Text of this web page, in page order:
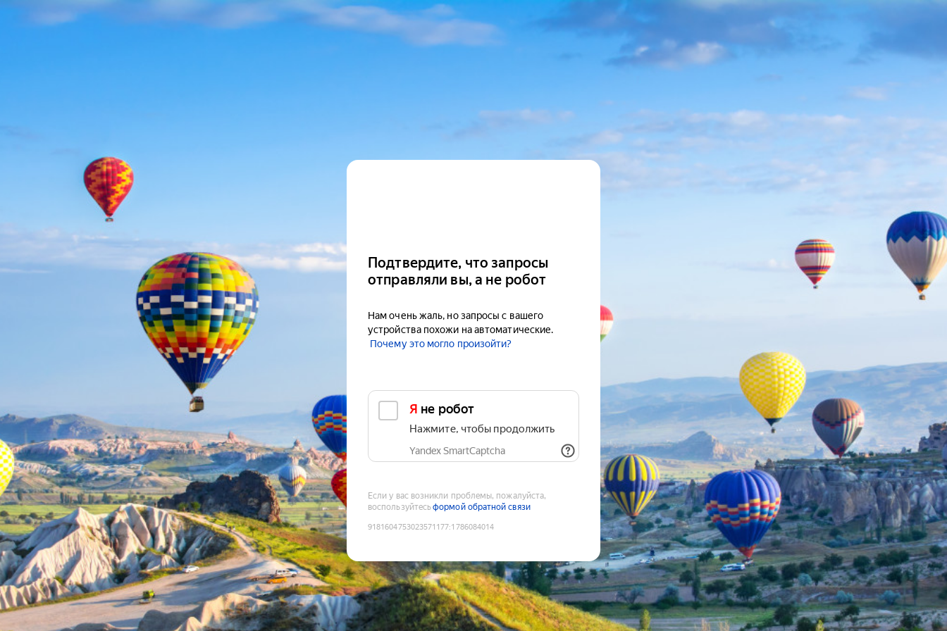
Подтвердите, что запросы
отправляли вы, а не робот
Нам очень жаль, но запросы с вашего
устройства похожи на автоматические.
Почему это могло произойти?
Я не робот
Нажмите, чтобы продолжить
Yandex SmartCaptcha
Если у вас возникли проблемы, пожалуйста,
воспользуйтесьформой обратной связи
9181604753023571177:1786084014